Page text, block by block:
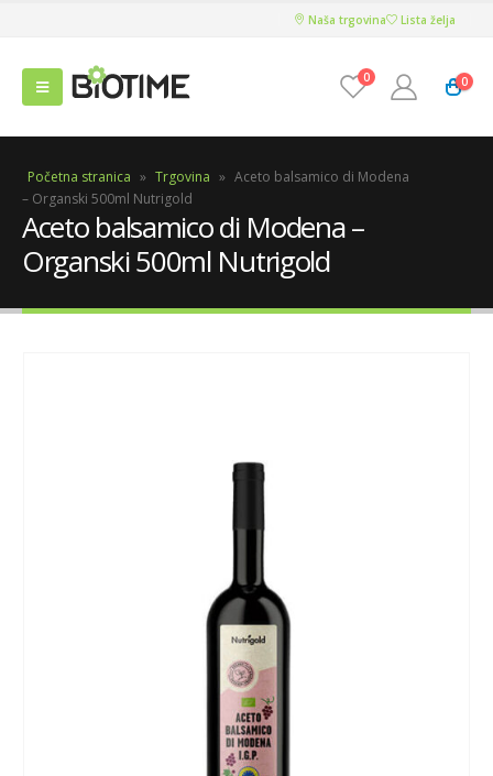
Naša trgovina Lista želja
0 0
Početna stranica » Trgovina » Aceto balsamico di Modena
– Organski 500ml Nutrigold
Aceto balsamico di Modena –
Organski 500ml Nutrigold